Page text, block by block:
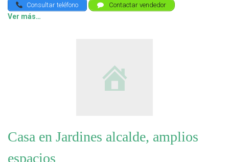
Consultar teléfono Contactar vendedor
Ver más…
Casa en Jardines alcalde, amplios
espacios